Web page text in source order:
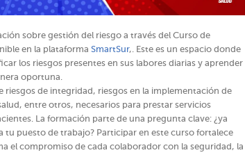
sobre gestión del riesgo a través del Curso de
en la plataforma SmartSur,. Este es un espacio donde
los riesgos presentes en sus labores diarias y aprender
oportuna.
riesgos de integridad, riesgos en la implementación de
entre otros, necesarios para prestar servicios
La formación parte de una pregunta clave: ¿ya
tu puesto de trabajo? Participar en este curso fortalece
el compromiso de cada colaborador con la seguridad, la